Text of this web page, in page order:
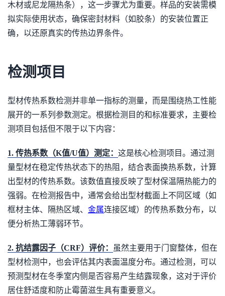
木材或尼龙隔热条），这一步骤尤为重要。样品的安装需模
拟实际使用状态，确保密封材料（如胶条）的安装位置正
确，以还原真实的传热边界条件。
检测项目
型材传热系数检测并非单一指标的测量，而是围绕热工性能
展开的一系列参数测定。根据检测目的和标准要求，主要检
测项目包括但不限于以下内容：
1. 传热系数（K值/U值）测定： 这是核心检测项目。通过测
量型材在稳定传热状态下的热阻，结合表面换热系数，计算
出型材的传热系数。该数值直接反映了型材保温隔热能力的
强弱。在检测报告中，通常会给出型材截面上不同区域（如
框材主体、隔热区域、 金属连接区域）的传热系数分布，以
便分析热工薄弱环节。
2. 抗结露因子（CRF）评价：
虽然主要用于门窗整体，但在
型材检测中，也会评估其内表面温度分布。通过检测，可以
预测型材在冬季室内侧是否容易产生结露现象，这对于评价
居住舒适度和防止霉菌滋生具有重要意义。